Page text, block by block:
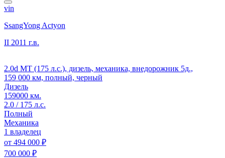
vin
SsangYong Actyon
II 2011 г.в.
2.0d MT (175 л.с.), дизель, механика, внедорожник 5д.,
159 000 км, полный, черный
Дизель
159000 км.
2.0 / 175 л.с.
Полный
Механика
1 владелец
от 494 000 ₽
700 000 ₽